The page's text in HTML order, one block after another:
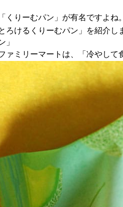
くりーむパン」が有名ですよ
ろけるくりーむパン」を紹介し
」
ァミリーマートは、「冷やし